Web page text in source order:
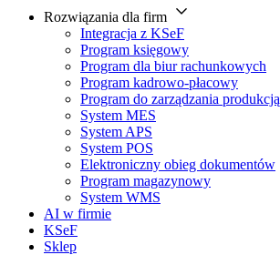
Rozwiązania dla firm
Integracja z KSeF
Program księgowy
Program dla biur rachunkowych
Program kadrowo-płacowy
Program do zarządzania produkcją
System MES
System APS
System POS
Elektroniczny obieg dokumentów
Program magazynowy
System WMS
AI w firmie
KSeF
Sklep